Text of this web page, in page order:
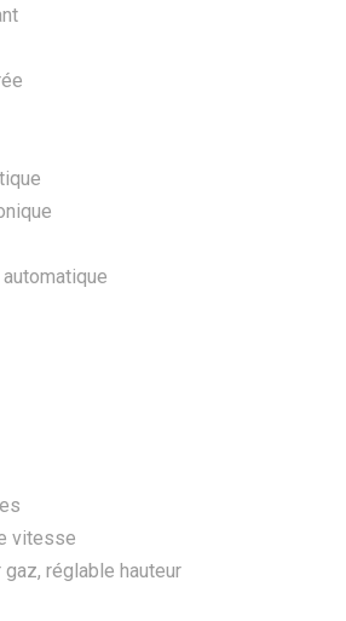
vitesse
réglable hauteur